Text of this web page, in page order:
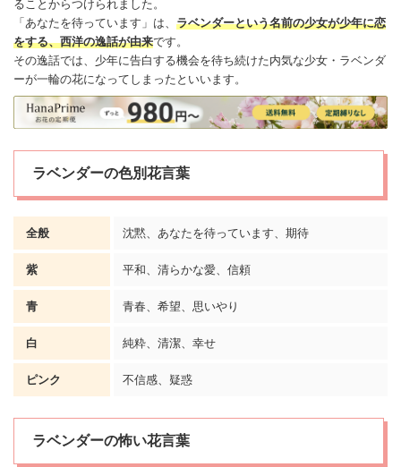
ることからつけられました。
「あなたを待っています」は、 ラベンダーという名前の少女が少年に恋
をする、西洋の逸話が由来です。
その逸話では、少年に告白する機会を待ち続けた内気な少女・ラベンダ
ーが一輪の花になってしまったといいます。
ラベンダーの色別花言葉
全般 沈黙、あなたを待っています、期待
紫 平和、清らかな愛、信頼
青 青春、 希望、思いやり
白 純粋、清潔、 幸せ
ピンク 不信感、疑惑
ラベンダーの怖い花言葉